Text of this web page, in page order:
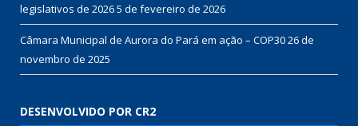
legislativos de 20265 de fevereiro de 2026
Câmara Municipal de Aurora do Pará em ação – COP3026 de
novembro de 2025
DESENVOLVIDO POR CR2